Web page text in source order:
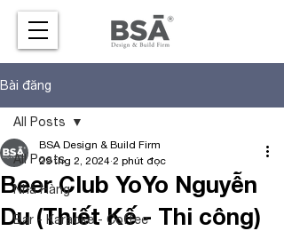
Bài đăng
All Posts
Nhà Hàng
Bar - Karaoke - Coffee
All Posts
Beer Club YoYo Nguyễn
Du (Thiết Kế - Thi công)
BSA Design & Build Firm
29 thg 2, 2024 2 phút đọc